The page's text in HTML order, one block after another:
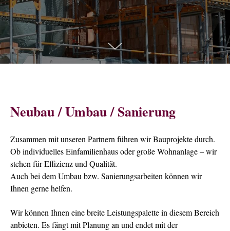
Neubau / Umbau / Sanierung
Zusammen mit unseren Partnern führen wir Bauprojekte durch.
Ob individuelles Einfamilienhaus oder große Wohnanlage – wir
stehen für Effizienz und Qualität.
Auch bei dem Umbau bzw. Sanierungsarbeiten können wir
Ihnen gerne helfen.
Wir können Ihnen eine breite Leistungspalette in diesem Bereich
anbieten. Es fängt mit Planung an und endet mit der